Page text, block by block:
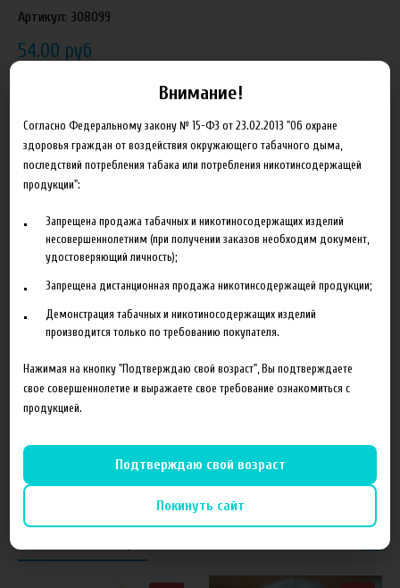
Артикул: 308099
54.00 руб
В корзину
Добавить в сравнение
Характеристики Отзывы
Производитель
FlavorWest, США
Объем
Внимание!
Согласно Федеральному закону № 15-ФЗ от 23.02.2013 "Об охране
здоровья граждан от воздействия окружающего табачного дыма,
последствий потребления табака или потребления никотинсодержащей
продукции":
Запрещена продажа табачных и никотиносодержащих изделий
несовершеннолетним (при получении заказов необходим документ,
удостоверяющий личность);
Запрещена дистанционная продажа никотинсодержащей продукции;
Демонстрация табачных и никотиносодержащих изделий
производится только по требованию покупателя.
Нажимая на кнопку "Подтверждаю свой возраст", Вы подтверждаете
свое совершеннолетие и выражаете свое требование ознакомиться с
продукцией.
Подтверждаю свой возраст
Покинуть сайт